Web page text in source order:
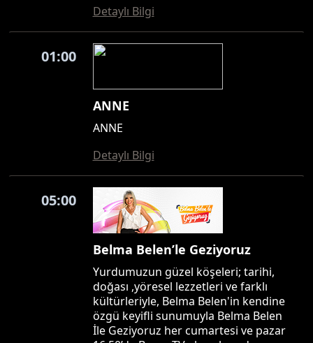
Detaylı Bilgi
01:00
ANNE
ANNE
Detaylı Bilgi
05:00
Belma Belen’le Geziyoruz
Yurdumuzun güzel köşeleri; tarihi,
doğası ,yöresel lezzetleri ve farklı
kültürleriyle, Belma Belen'in kendine
özgü keyifli sunumuyla Belma Belen
İle Geziyoruz her cumartesi ve pazar